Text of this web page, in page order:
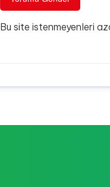
Bu site istenmeyenleri